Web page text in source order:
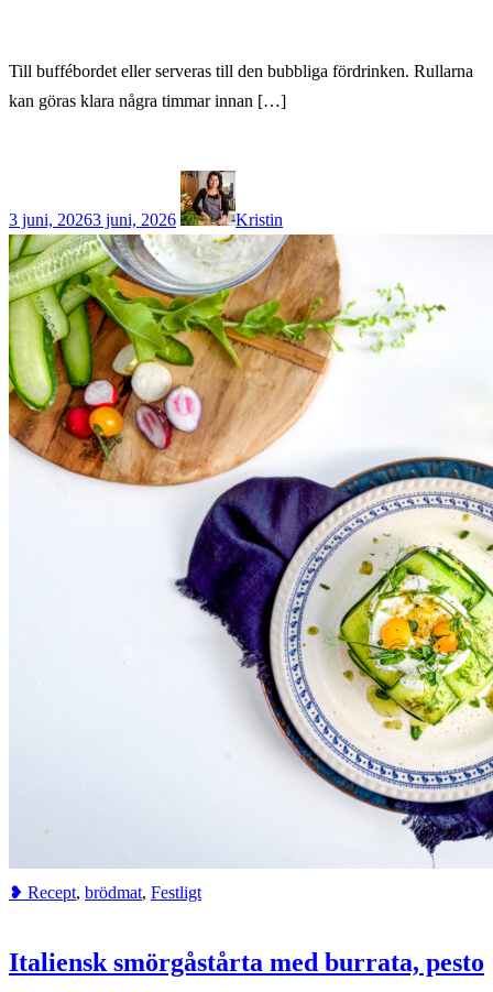
Till buffébordet eller serveras till den bubbliga fördrinken. Rullarna
kan göras klara några timmar innan […]
3 juni, 20263 juni, 2026 Kristin
❥ Recept, brödmat, Festligt
Italiensk smörgåstårta med burrata, pesto